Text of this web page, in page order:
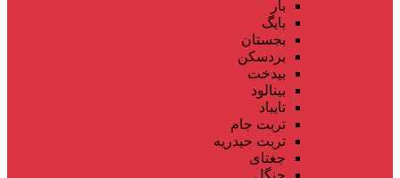
بار
بایگ
بجستان
بردسکن
بیدخت
بینالود
تایباد
تربت جام
تربت حیدریه
جغتای
جنگل